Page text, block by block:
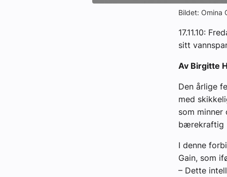
Bildet: Omina
17.11.10:
sitt
Av Birgitte
Den årlige
med
som
bærekraftig
I denne
Gain, som
– Dette